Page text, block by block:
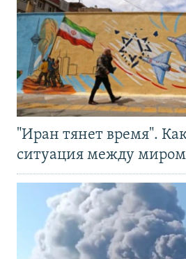
"Иран тянет время".
ситуация между